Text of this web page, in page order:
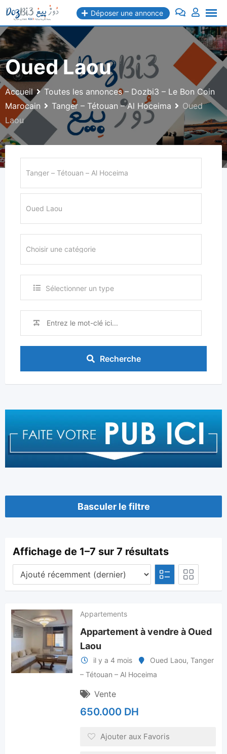
Aller
contenu
Déposer une annonce
Oued Laou
Accueil
Toutes les annonces – Dozbi3 – Le Bon Coin
Marocain
Tanger – Tétouan – Al Hoceima
Oued
Laou
Sélectionner un type
Recherche
Basculer le filtre
Affichage de 1–7 sur 7 résultats
Appartements
Appartement à vendre à Oued
Laou
il y a 4 mois Oued Laou, Tanger
– Tétouan – Al Hoceima
Vente
650.000 DH
Ajouter aux Favoris